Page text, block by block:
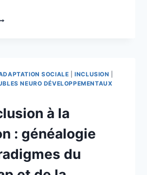
SOCIALE |INCLUSION
NEURO DÉVELOPPEMENTAUX
à la
: généalogie
du